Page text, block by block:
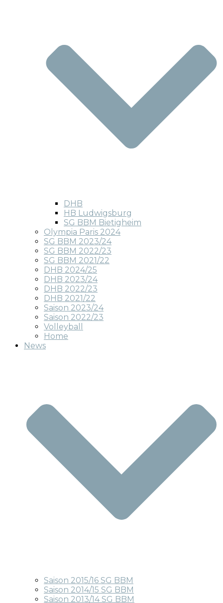
DHB
HB Ludwigsburg
SG BBM Bietigheim
Olympia Paris 2024
SG BBM 2023/24
SG BBM 2022/23
SG BBM 2021/22
DHB 2024/25
DHB 2023/24
DHB 2022/23
DHB 2021/22
Saison 2023/24
Saison 2022/23
Volleyball
Home
News
Saison 2015/16 SG BBM
Saison 2014/15 SG BBM
Saison 2013/14 SG BBM